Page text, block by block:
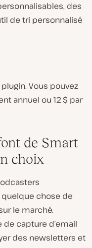
des
de tri personnalisé
Vous pouvez
annuel ou 12 $ par
de Smart
choix
chose de
le marché.
de capture d’email
des newsletters et